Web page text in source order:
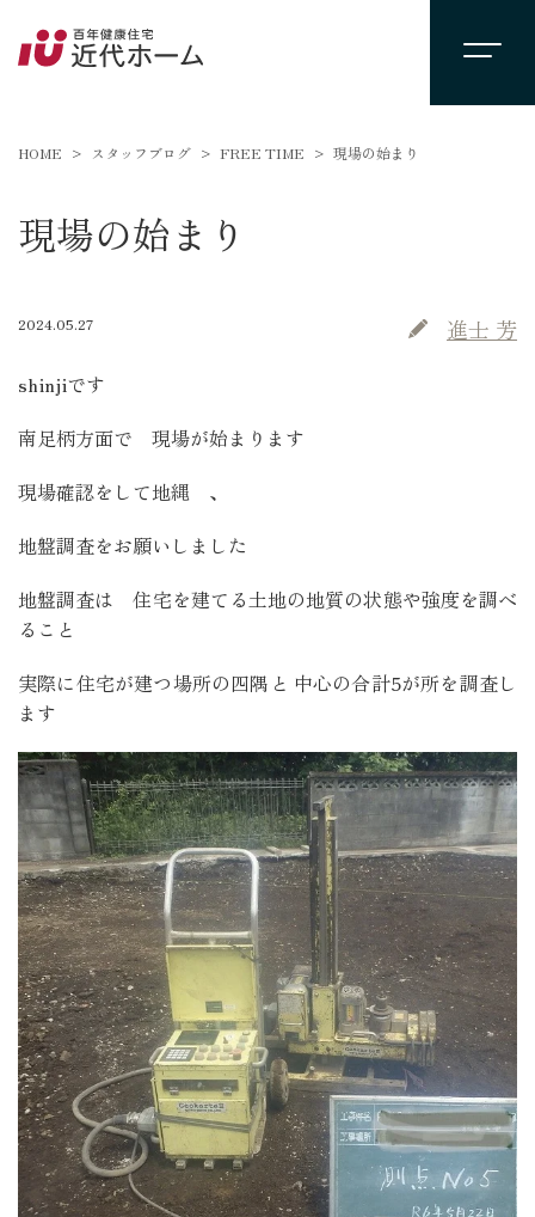
HOME スタッフブログ FREE TIME 現場の始まり
現場の始まり
2024.05.27 進士 芳
shinjiです
南足柄方面で 現場が始まります
現場確認をして地縄 、
地盤調査をお願いしました
地盤調査は 住宅を建てる土地の地質の状態や強度を調べ
ること
実際に住宅が建つ場所の四隅と 中心の合計5が所を調査し
ます